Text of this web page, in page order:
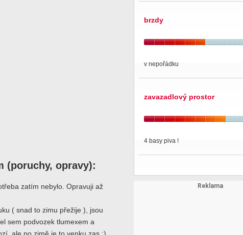
(poruchy, opravy):
zatím nebylo. Opravuji až
( snad to zimu přežije ), jsou
sem podvozek tlumexem a
brzdy
v nepořádku
zavazadlový prostor
4 basy piva !